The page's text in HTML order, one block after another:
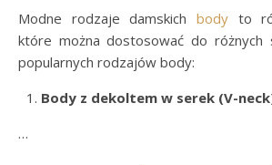
Modne rodzaje damskich body to
które można dostosować do różnych
popularnych rodzajów body:
Body z dekoltem w serek (V-
…